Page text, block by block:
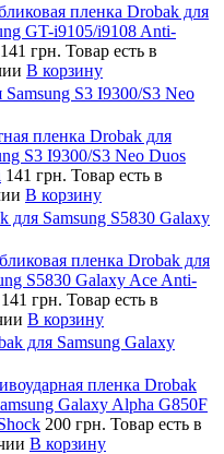
пленка Drobak для
GT-i9105/i9108 Anti-
141 грн. Товар есть в
В корзину
S3 I9300/S3 Neo
пленка Drobak для
S3 I9300/S3 Neo Duos
141 грн. Товар есть в
В корзину
для Samsung S5830 Galaxy
пленка Drobak для
S5830 Galaxy Ace Anti-
141 грн. Товар есть в
В корзину
для Samsung Galaxy
пленка Drobak
Galaxy Alpha G850F
200 грн. Товар есть в
В корзину